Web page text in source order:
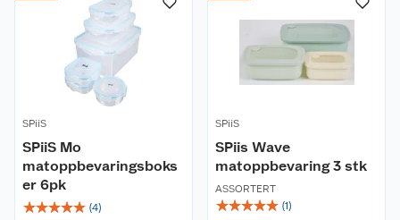
SPiiS
SPiiS Mo
matoppbevaringsboks
er 6pk
☆☆☆☆☆ (4)
SPiiS
SPiis Wave
matoppbevaring 3 stk
ASSORTERT
☆☆☆☆☆ (1)